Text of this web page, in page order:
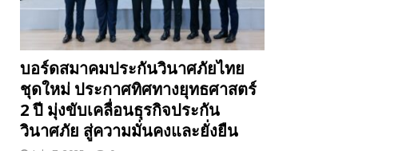
บอร์ดสมาคมประกันวินาศภัยไทย
ชุดใหม่ ประกาศทิศทางยุทธศาสตร์
2 ปี มุ่งขับเคลื่อนธุรกิจประกัน
วินาศภัย สู่ความมั่นคงและยั่งยืน